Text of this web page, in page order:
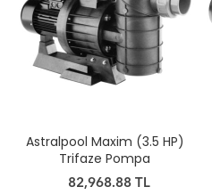
Astralpool Maxim (3.5 HP)
Trifaze Pompa
82,968.88 TL